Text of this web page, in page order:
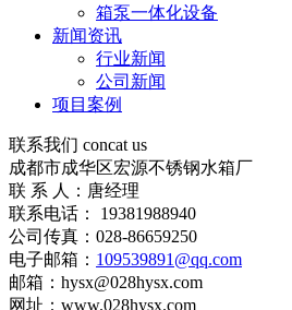
箱泵一体化设备
新闻资讯
行业新闻
公司新闻
项目案例
联系我们 concat us
成都市成华区宏源不锈钢水箱厂
联 系 人：唐经理
联系电话： 19381988940
公司传真：028-86659250
电子邮箱： 109539891@qq.com
邮箱：hysx@028hysx.com
网址：www.028hysx.com